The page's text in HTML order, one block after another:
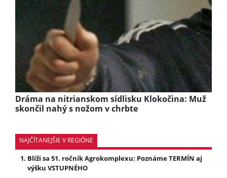
Dráma na nitrianskom sídlisku Klokočina: Muž
skončil nahý s nožom v chrbte
NAJČÍTANEJŠIE V REGIÓNE
Blíži sa 51. ročník Agrokomplexu: Poznáme TERMÍN aj
výšku VSTUPNÉHO